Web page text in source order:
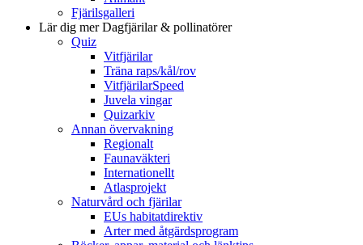
Fjärilsgalleri
Lär dig merDagfjärilar & pollinatörer
Quiz
Vitfjärilar
Träna raps/kål/rov
VitfjärilarSpeed
Juvela vingar
Quizarkiv
Annan övervakning
Regionalt
Faunaväkteri
Internationellt
Atlasprojekt
Naturvård och fjärilar
EUs habitatdirektiv
Arter med åtgärdsprogram